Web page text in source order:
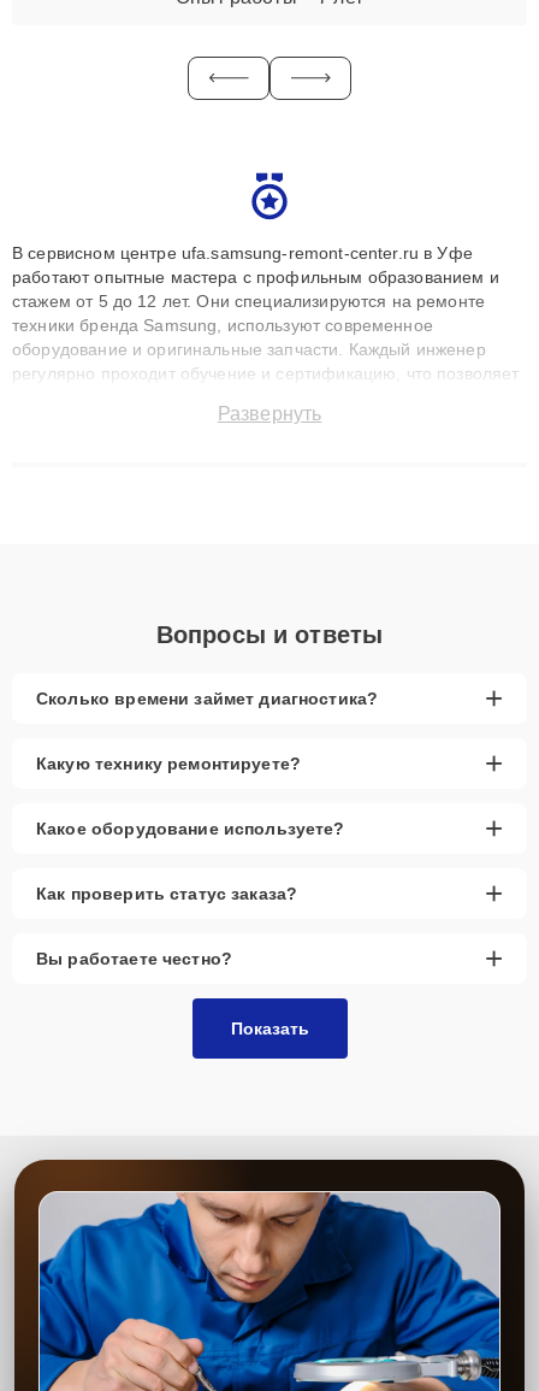
В сервисном центре ufa.samsung-remont-center.ru в Уфе
работают опытные мастера с профильным образованием и
стажем от 5 до 12 лет. Они специализируются на ремонте
техники бренда Samsung, используют современное
оборудование и оригинальные запчасти. Каждый инженер
регулярно проходит обучение и сертификацию, что позволяет
технику с сохранением гарантии до 3 лет. Наши мастера
Развернуть
Вопросы и ответы
Сколько времени займет диагностика? +
Какую технику ремонтируете? +
Какое оборудование используете? +
Как проверить статус заказа? +
Вы работаете честно? +
Показать